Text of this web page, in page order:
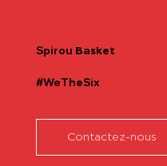
Spirou Basket
#WeTheSix
Contactez-nous